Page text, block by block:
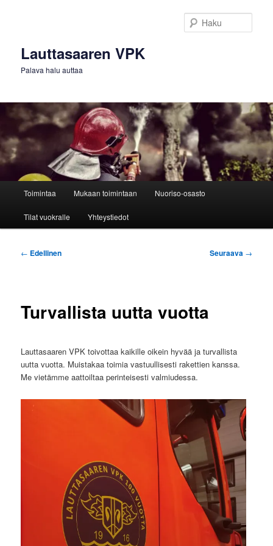
Lauttasaaren VPK
Palava halu auttaa
Toimintaa Mukaan toimintaan Nuoriso-osasto
Tilat vuokralle Yhteystiedot
Artikkelien
← Edellinen Seuraava →
Turvallista uutta vuotta
Lauttasaaren VPK toivottaa kaikille oikein hyvää ja turvallista
uutta vuotta. Muistakaa toimia vastuullisesti rakettien kanssa.
Me vietämme aattoiltaa perinteisesti valmiudessa.